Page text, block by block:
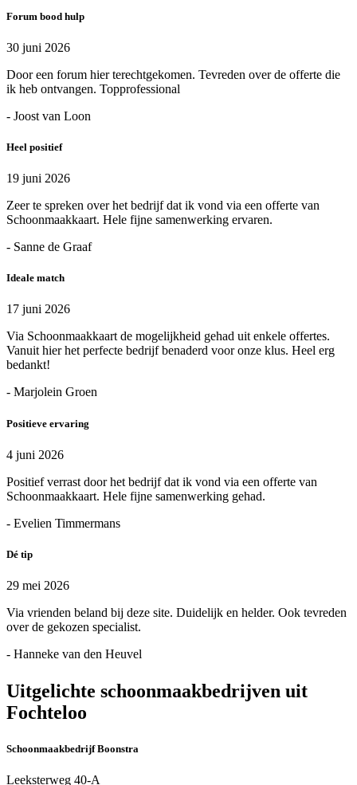
Forum bood hulp
30 juni 2026
Door een forum hier terechtgekomen. Tevreden over de offerte die
ik heb ontvangen. Topprofessional
- Joost van Loon
Heel positief
19 juni 2026
Zeer te spreken over het bedrijf dat ik vond via een offerte van
Schoonmaakkaart. Hele fijne samenwerking ervaren.
- Sanne de Graaf
Ideale match
17 juni 2026
Via Schoonmaakkaart de mogelijkheid gehad uit enkele offertes.
Vanuit hier het perfecte bedrijf benaderd voor onze klus. Heel erg
bedankt!
- Marjolein Groen
Positieve ervaring
4 juni 2026
Positief verrast door het bedrijf dat ik vond via een offerte van
Schoonmaakkaart. Hele fijne samenwerking gehad.
- Evelien Timmermans
Dé tip
29 mei 2026
Via vrienden beland bij deze site. Duidelijk en helder. Ook tevreden
over de gekozen specialist.
- Hanneke van den Heuvel
Uitgelichte schoonmaakbedrijven uit
Fochteloo
Schoonmaakbedrijf Boonstra
Leeksterweg 40-A